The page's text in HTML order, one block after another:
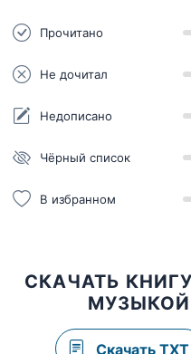
Прочитано
Не дочитал
Недописано
Чёрный список
В избранном
СКАЧАТЬ
Скачать TXT